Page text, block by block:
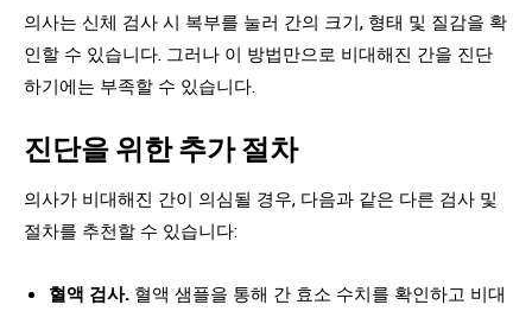
의사는 신체 검사 시 복부를 눌러 간의 크기, 형태 및 질감을 확
인할 수 있습니다. 그러나 이 방법만으로 비대해진 간을 진단
하기에는 부족할 수 있습니다.
진단을 위한 추가 절차
의사가 비대해진 간이 의심될 경우, 다음과 같은 다른 검사 및
절차를 추천할 수 있습니다:
혈액 검사. 혈액 샘플을 통해 간 효소 수치를 확인하고 비대